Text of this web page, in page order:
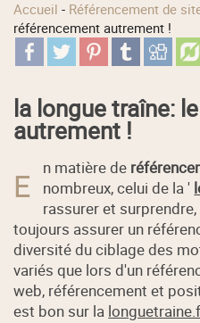
Accueil - Référencement de
référencement autrement !
la longue traîne:
autrement !
E n matière de
nombreux, celui de la '
rassurer et
toujours assurer un
diversité du ciblage des
variés que lors d'un
web, référencement et
est bon sur la